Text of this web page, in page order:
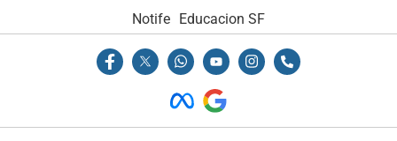
Notife Educacion SF